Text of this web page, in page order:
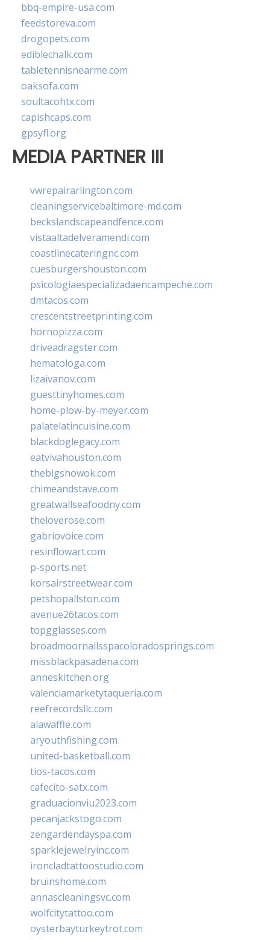
bbq-empire-usa.com
feedstoreva.com
drogopets.com
ediblechalk.com
tabletennisnearme.com
oaksofa.com
soultacohtx.com
capishcaps.com
gpsyfl.org
MEDIA PARTNER III
vwrepairarlington.com
cleaningservicebaltimore-md.com
beckslandscapeandfence.com
vistaaltadelveramendi.com
coastlinecateringnc.com
cuesburgershouston.com
psicologiaespecializadaencampeche.com
dmtacos.com
crescentstreetprinting.com
hornopizza.com
driveadragster.com
hematologa.com
lizaivanov.com
guesttinyhomes.com
home-plow-by-meyer.com
palatelatincuisine.com
blackdoglegacy.com
eatvivahouston.com
thebigshowok.com
chimeandstave.com
greatwallseafoodny.com
theloverose.com
gabriovoice.com
resinflowart.com
p-sports.net
korsairstreetwear.com
petshopallston.com
avenue26tacos.com
topgglasses.com
broadmoornailsspacoloradosprings.com
missblackpasadena.com
anneskitchen.org
valenciamarketytaqueria.com
reefrecordsllc.com
alawaffle.com
aryouthfishing.com
united-basketball.com
tios-tacos.com
cafecito-satx.com
graduacionviu2023.com
pecanjackstogo.com
zengardendayspa.com
sparklejewelryinc.com
ironcladtattoostudio.com
bruinshome.com
annascleaningsvc.com
wolfcitytattoo.com
oysterbayturkeytrot.com